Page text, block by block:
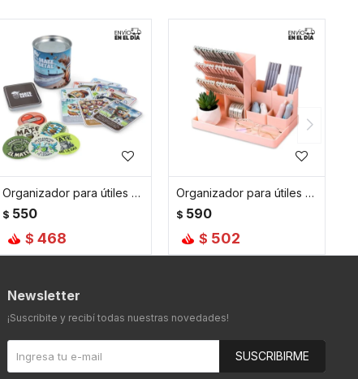
Organizador para útiles con cajón - Blanco
$ 550
$ 468
Organizador para útiles múltiples divisiones - Rosado
$ 590
$ 502
Newsletter
¡Suscribite y recibí todas nuestras novedades!
SUSCRIBIRME